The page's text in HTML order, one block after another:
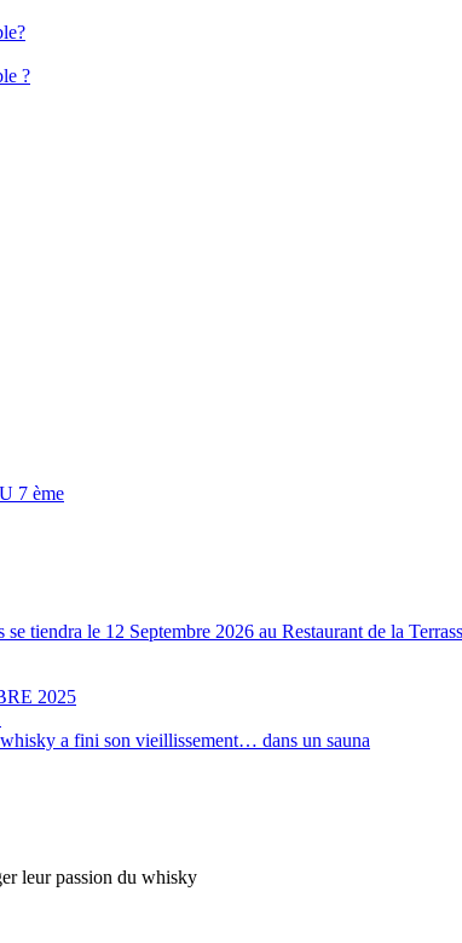
?
7 ème
tiendra le 12 Septembre 2026 au Restaurant de la
2025
a fini son vieillissement… dans un sauna
leur passion du whisky